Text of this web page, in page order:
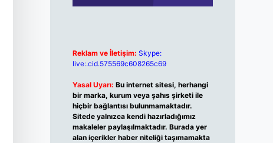
Reklam ve İletişim: Skype:
live:.cid.575569c608265c69
Yasal Uyarı: Bu internet sitesi, herhangi
bir marka, kurum veya şahıs şirketi ile
hiçbir bağlantısı bulunmamaktadır.
Sitede yalnızca kendi hazırladığımız
makaleler paylaşılmaktadır. Burada yer
alan içerikler haber niteliği taşımamakta